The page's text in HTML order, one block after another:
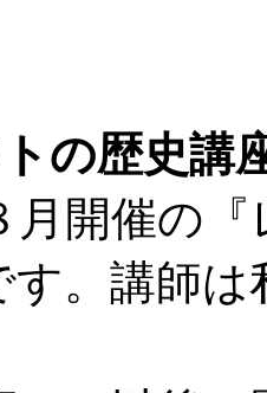
の歴史講
開催の『
す。講師